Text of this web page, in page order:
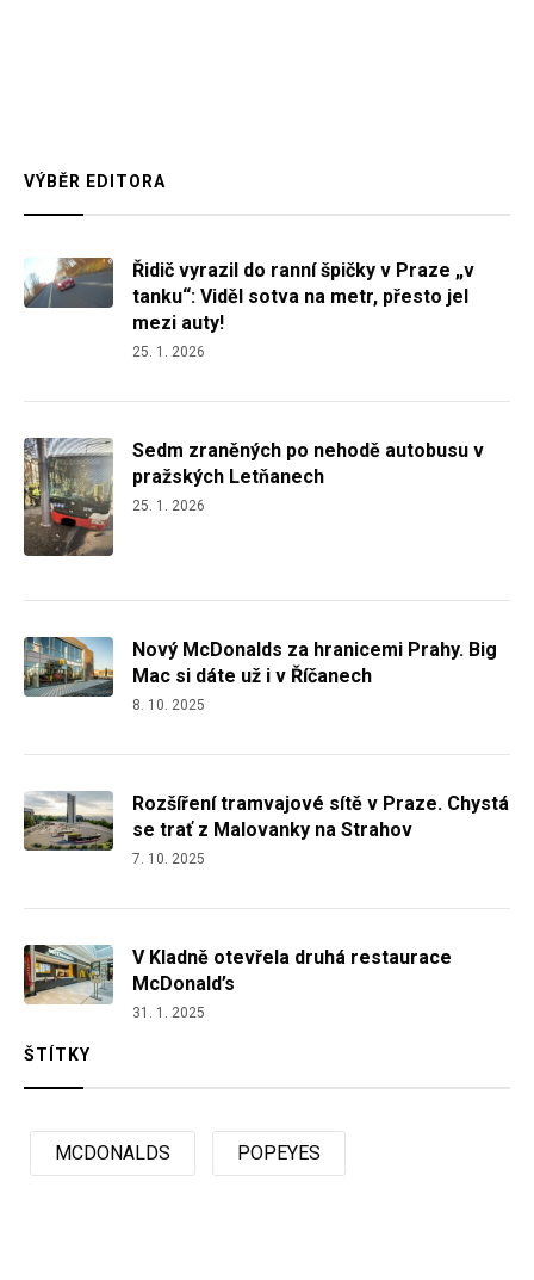
VÝBĚR EDITORA
Řidič vyrazil do ranní špičky v Praze „v
tanku“: Viděl sotva na metr, přesto jel
mezi auty!
25. 1. 2026
Sedm zraněných po nehodě autobusu v
pražských Letňanech
25. 1. 2026
Nový McDonalds za hranicemi Prahy. Big
Mac si dáte už i v Říčanech
8. 10. 2025
Rozšíření tramvajové sítě v Praze. Chystá
se trať z Malovanky na Strahov
7. 10. 2025
V Kladně otevřela druhá restaurace
McDonald’s
31. 1. 2025
ŠTÍTKY
MCDONALDS POPEYES